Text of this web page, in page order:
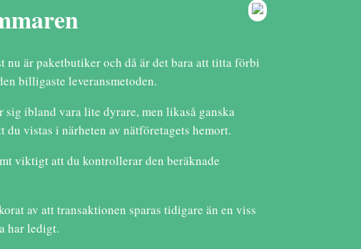
är paketbutiker och då är det bara att titta förbi
billigaste leveransmetoden.
ibland vara lite dyrare, men likaså ganska
vistas i närheten av nätföretagets hemort.
viktigt att du kontrollerar den beräknade
av att transaktionen sparas tidigare än en viss
har ledigt.